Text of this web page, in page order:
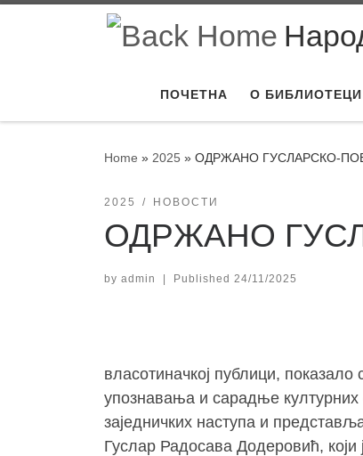
Skip to content
ПОЧЕТНА О БИБЛИОТЕЦИ
Home » 2025 » ОДРЖАНО ГУСЛАРСКО-
2025 НОВОСТИ
ОДРЖАНО
by admin | Published 24/11/2025
власотиначкој публици,
упознавања и сарадње културних
заједничких наступа и
Гуслар Радосава Додеровић, који